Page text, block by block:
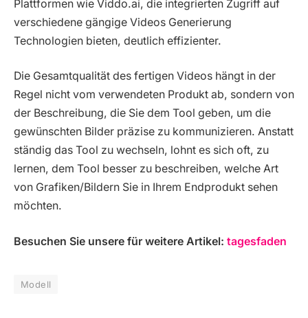
Plattformen wie Viddo.ai, die integrierten Zugriff auf
verschiedene gängige Videos Generierung
Technologien bieten, deutlich effizienter.
Die Gesamtqualität des fertigen Videos hängt in der
Regel nicht vom verwendeten Produkt ab, sondern von
der Beschreibung, die Sie dem Tool geben, um die
gewünschten Bilder präzise zu kommunizieren. Anstatt
ständig das Tool zu wechseln, lohnt es sich oft, zu
lernen, dem Tool besser zu beschreiben, welche Art
von Grafiken/Bildern Sie in Ihrem Endprodukt sehen
möchten.
Besuchen Sie unsere für weitere Artikel: tagesfaden
Modell